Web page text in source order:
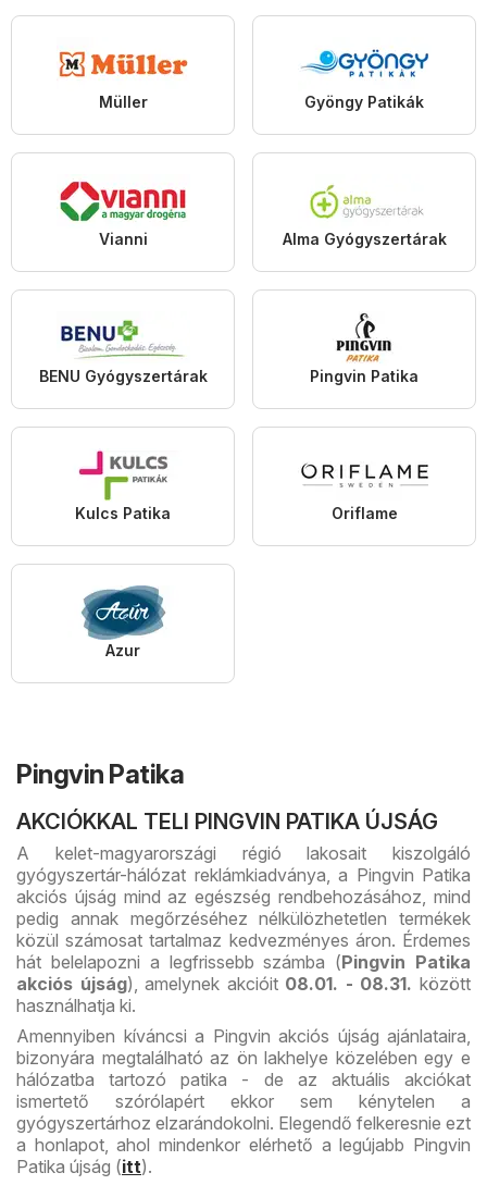
Müller Gyöngy Patikák
Vianni Alma Gyógyszertárak
BENU Gyógyszertárak Pingvin Patika
Kulcs Patika Oriflame
Azur
Pingvin Patika
AKCIÓKKAL TELI PINGVIN PATIKA ÚJSÁG
A kelet-magyarországi régió lakosait kiszolgáló
gyógyszertár-hálózat reklámkiadványa, a Pingvin Patika
akciós újság mind az egészség rendbehozásához, mind
pedig annak megőrzéséhez nélkülözhetetlen termékek
közül számosat tartalmaz kedvezményes áron. Érdemes
hát belelapozni a legfrissebb számba (Pingvin Patika
akciós újság), amelynek akcióit 08.01. - 08.31. között
használhatja ki.
Amennyiben kíváncsi a Pingvin akciós újság ajánlataira,
bizonyára megtalálható az ön lakhelye közelében egy e
hálózatba tartozó patika - de az aktuális akciókat
ismertető szórólapért ekkor sem kénytelen a
gyógyszertárhoz elzarándokolni. Elegendő felkeresnie ezt
a honlapot, ahol mindenkor elérhető a legújabb Pingvin
Patika újság (itt).